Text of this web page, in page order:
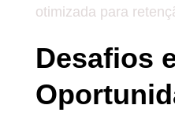
otimizada para
Desafios